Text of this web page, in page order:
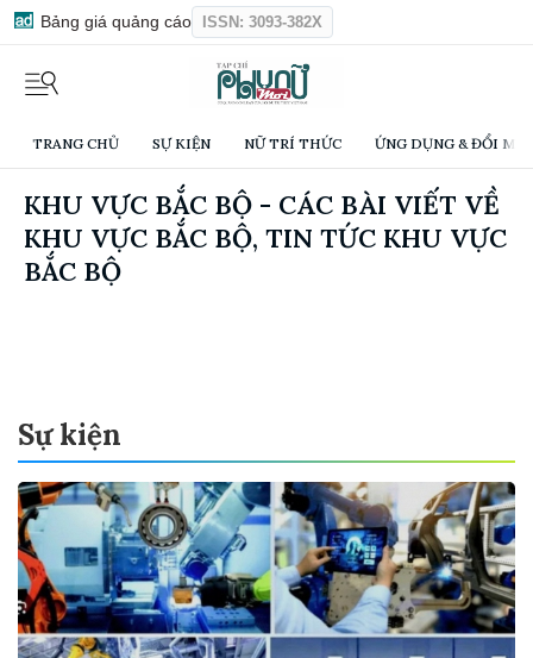
Bảng giá quảng cáo ISSN: 3093-382X
TRANG CHỦ SỰ KIỆN NỮ TRÍ THỨC ỨNG DỤNG & ĐỔI
KHU VỰC BẮC BỘ - CÁC BÀI VIẾT VỀ
KHU VỰC BẮC BỘ, TIN TỨC KHU VỰC
BẮC BỘ
Sự kiện